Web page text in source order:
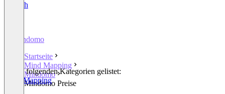
English
Mindomo
Startseite
Mind Mapping
Mindomo
Mindomo Preise
In den folgenden Kategorien gelistet:
Mind Mapping